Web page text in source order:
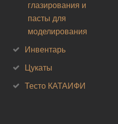
глазирования и
пасты для
моделирования
Инвентарь
Цукаты
Тесто КАТАИФИ